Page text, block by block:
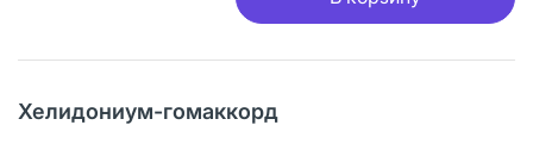
Хелидониум-гомаккорд